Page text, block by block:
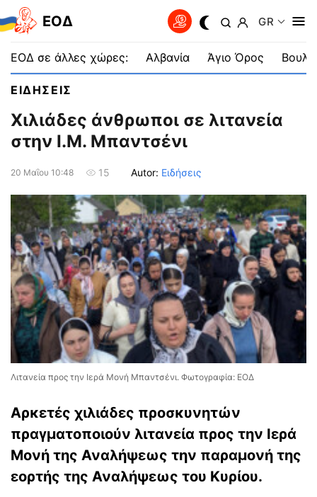
EOΔ GR
ΕΟΔ σε άλλες χώρες: Αλβανία Άγιο Όρος
ΕΙΔΗΣΕΙΣ
Χιλιάδες άνθρωποι σε λιτανεία
στην Ι.Μ. Μπαντσένι
20 Μαΐου 10:48 15 Autor: Ειδήσεις
Λιτανεία προς την Ιερά Μονή Μπαντσένι. Φωτογραφία: ΕΟΔ
Αρκετές χιλιάδες προσκυνητών
πραγματοποιούν λιτανεία προς την Ιερά
Μονή της Αναλήψεως την παραμονή της
εορτής της Αναλήψεως του Κυρίου.